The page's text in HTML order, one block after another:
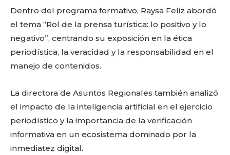
Dentro del programa formativo, Raysa Feliz abordó
el tema “Rol de la prensa turística: lo positivo y lo
negativo”, centrando su exposición en la ética
periodística, la veracidad y la responsabilidad en el
manejo de contenidos.
La directora de Asuntos Regionales también analizó
el impacto de la inteligencia artificial en el ejercicio
periodístico y la importancia de la verificación
informativa en un ecosistema dominado por la
inmediatez digital.